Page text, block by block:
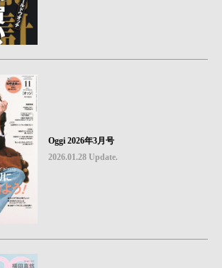
Oggi 2026年3月号
2026.01.28 Update.